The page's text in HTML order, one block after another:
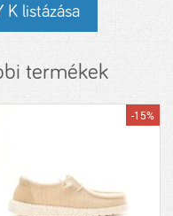
K listázása
termékek
-15%